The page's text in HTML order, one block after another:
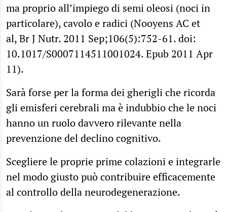
ma proprio all’impiego di semi oleosi (noci in
particolare), cavolo e radici (Nooyens AC et
al, Br J Nutr. 2011 Sep;106(5):752-61. doi:
10.1017/S0007114511001024. Epub 2011 Apr
11).
Sarà forse per la forma dei gherigli che ricorda
gli emisferi cerebrali ma è indubbio che le noci
hanno un ruolo davvero rilevante nella
prevenzione del declino cognitivo.
Scegliere le proprie prime colazioni e integrarle
nel modo giusto può contribuire efficacemente
al controllo della neurodegenerazione.